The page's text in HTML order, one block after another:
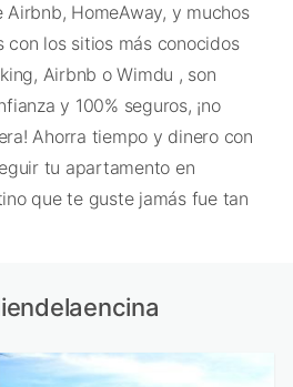
Airbnb, HomeAway, y muchos
con los sitios más conocidos
Airbnb o Wimdu , son
y 100% seguros, ¡no
Ahorra tiempo y dinero con
tu apartamento en
que te guste jamás fue tan